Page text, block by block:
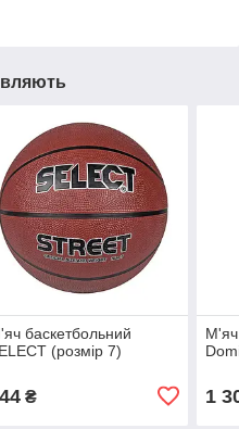
баскетбольний
(розмір 7)
₴
М'яч
1